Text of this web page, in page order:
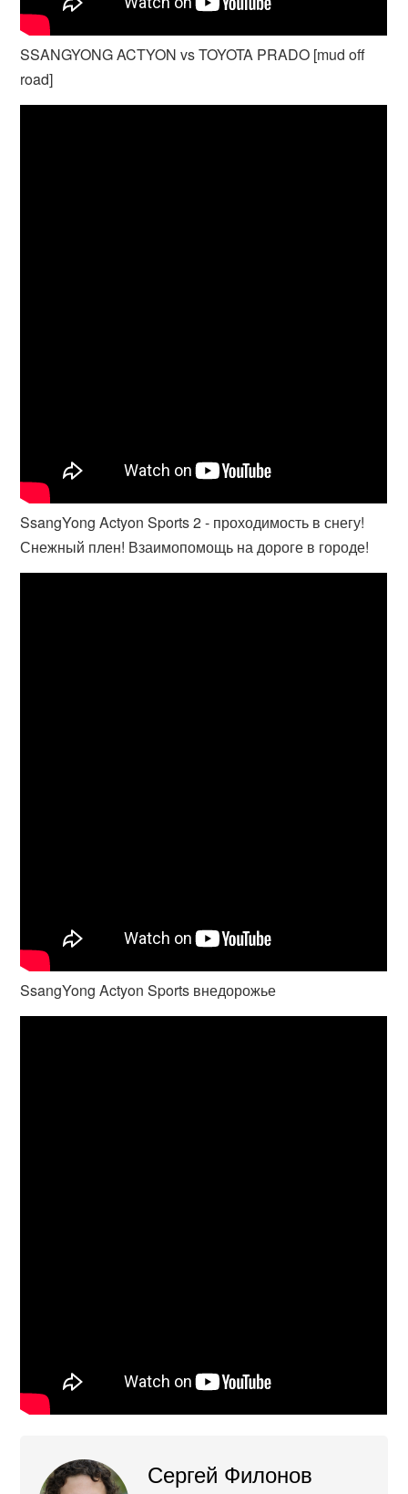
SSANGYONG ACTYON vs TOYOTA PRADO [mud off
road]
SsangYong Actyon Sports 2 - проходимость в снегу!
Снежный плен! Взаимопомощь на дороге в городе!
SsangYong Actyon Sports внедорожье
Сергей Филонов